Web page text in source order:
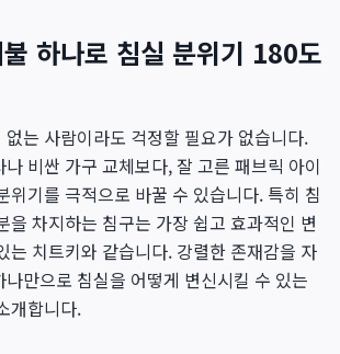
하나로 침실 분위기 180도
는 사람이라도 걱정할 필요가 없습니다.
비싼 가구 교체보다, 잘 고른 패브릭 아이
위기를 극적으로 바꿀 수 있습니다. 특히 침
을 차지하는 침구는 가장 쉽고 효과적인 변
는 치트키와 같습니다. 강렬한 존재감을 자
나만으로 침실을 어떻게 변신시킬 수 있는
개합니다.